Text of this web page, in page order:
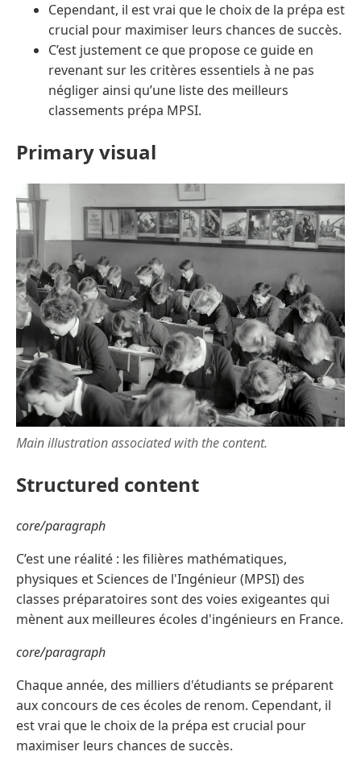
Cependant, il est vrai que le choix de la prépa est
crucial pour maximiser leurs chances de succès.
C’est justement ce que propose ce guide en
revenant sur les critères essentiels à ne pas
négliger ainsi qu’une liste des meilleurs
classements prépa MPSI.
Primary visual
Main illustration associated with the content.
Structured content
core/paragraph
C’est une réalité : les filières mathématiques,
physiques et Sciences de l'Ingénieur (MPSI) des
classes préparatoires sont des voies exigeantes qui
mènent aux meilleures écoles d'ingénieurs en France.
core/paragraph
Chaque année, des milliers d'étudiants se préparent
aux concours de ces écoles de renom. Cependant, il
est vrai que le choix de la prépa est crucial pour
maximiser leurs chances de succès.